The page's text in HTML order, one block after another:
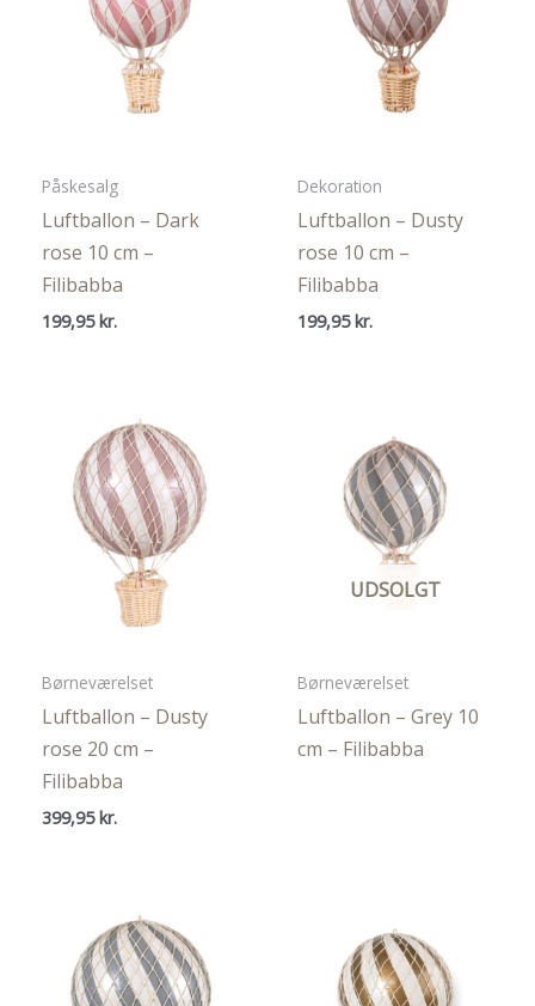
Påskesalg
Luftballon – Dark
rose 10 cm –
Filibabba
199,95kr.
Dekoration
Luftballon – Dusty
rose 10 cm –
Filibabba
199,95kr.
Børneværelset
Luftballon – Dusty
rose 20 cm –
Filibabba
399,95kr.
UDSOLGT
Børneværelset
Luftballon – Grey 10
cm – Filibabba